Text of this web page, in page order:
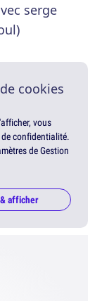
serge
cookies
vous
confidentialité.
de Gestion
afficher